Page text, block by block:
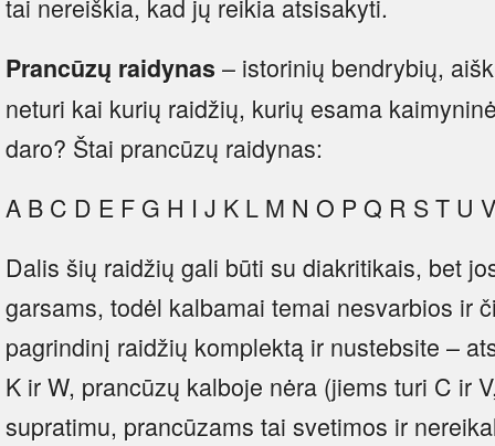
tai nereiškia, kad jų reikia atsisakyti.
Prancūzų raidynas– istorinių bendrybių,
neturi kai kurių raidžių, kurių esama
daro? Štai prancūzų raidynas:
A B C D E F G H I J K L M N O P Q R S T U
Dalis šių raidžių gali būti su diakritikais, bet
garsams, todėl kalbamai temai nesvarbios ir
pagrindinį raidžių komplektą ir nustebsite –
K ir W, prancūzų kalboje nėra (jiems turi C ir
supratimu, prancūzams tai svetimos ir